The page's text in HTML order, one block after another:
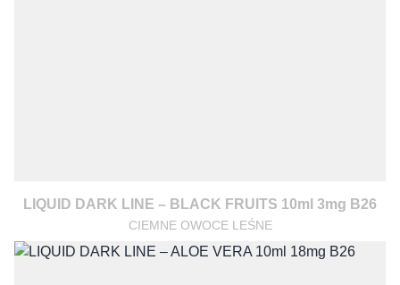
LIQUID DARK LINE – BLACK FRUITS 10ml 3mg B26
CIEMNE OWOCE LEŚNE